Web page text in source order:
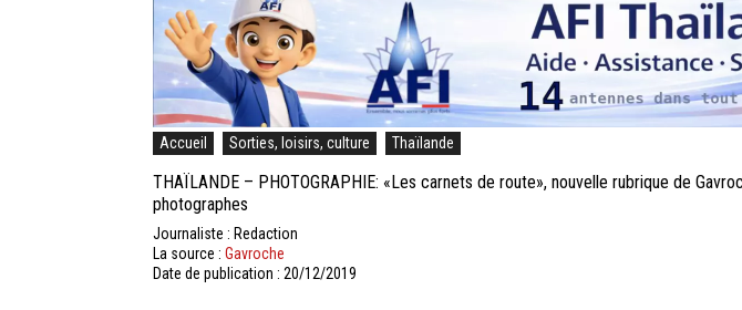
Accueil Sorties, loisirs, culture Thaïlande
THAÏLANDE – PHOTOGRAPHIE: «Les carnets de route», nouvelle rubrique de
photographes
Journaliste : Redaction
La source : Gavroche
Date de publication : 20/12/2019